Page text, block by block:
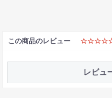
この商品のレビュー
レビュ